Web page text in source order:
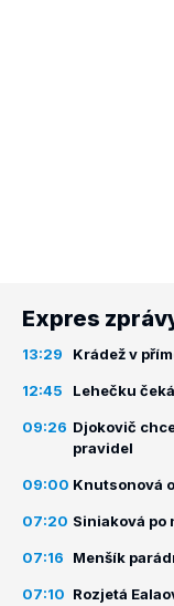
Expres
13:29 Krádež v
12:45 Lehečku
09:26 Djokovič
pravidel
09:00 Knutsonová
07:20 Siniaková
07:16 Menšík
07:10 Rozjetá